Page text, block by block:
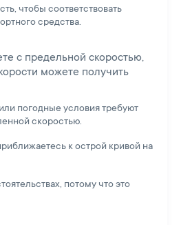
чтобы соответствовать
средства.
с предельной скоростью,
можете получить
погодные условия требуют
скоростью.
к острой кривой на
потому что это